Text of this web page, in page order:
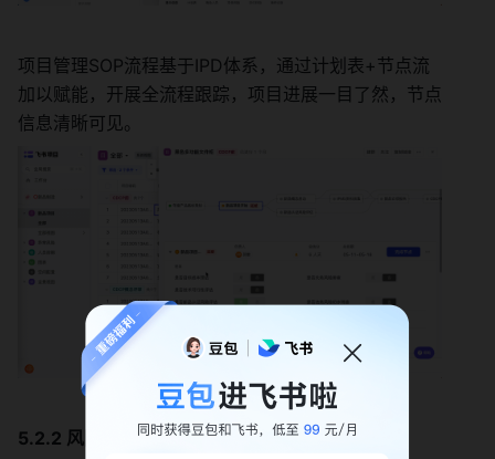
项目管理SOP流程基于IPD体系，通过计划表+节点流
加以赋能，开展全流程跟踪，项目进展一目了然，节点
信息清晰可见。
5.2.2 风险管理